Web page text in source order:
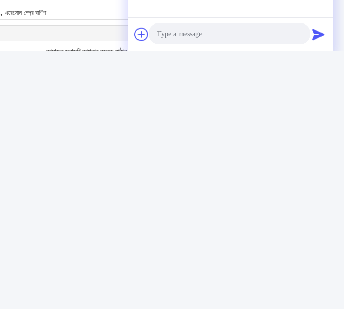
, এরেসোল স্প্রে বার্ণিশ
আমাদের সরাসরি আপনার তদন্ত পাঠান